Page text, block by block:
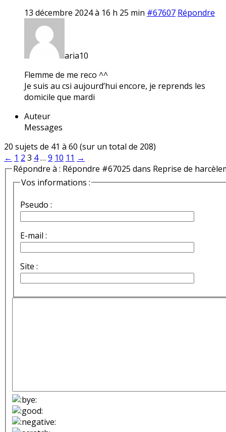
13 décembre 2024 à 16 h 25 min #67607 Répondre
aria10
Flemme de me reco ^^
Je suis au csi aujourd’hui encore, je reprends les
domicile que mardi
Auteur
Messages
20 sujets de 41 à 60 (sur un total de 208)
← 1 2 3 4… 9 10 11 →
Répondre à : Répondre #67025 dans Reprise de
Vos informations :
Pseudo :
E-mail :
Site :